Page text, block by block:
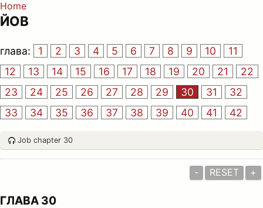
Home
ЙОВ
глава: 1 2 3 4 5 6 7 8 9 10
11
12
13 14 15 16 17 18 19 20 21
22
23
24 25 26 27 28 29 30 31
32
33
34 35 36 37 38 39 40 41 42
Job chapter 30
- RESET +
ГЛАВА 30